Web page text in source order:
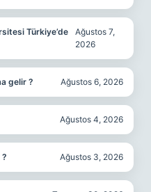
Türkiye’de
Ağustos 7,
2026
gelir ? Ağustos 6, 2026
Ağustos 4, 2026
? Ağustos 3, 2026